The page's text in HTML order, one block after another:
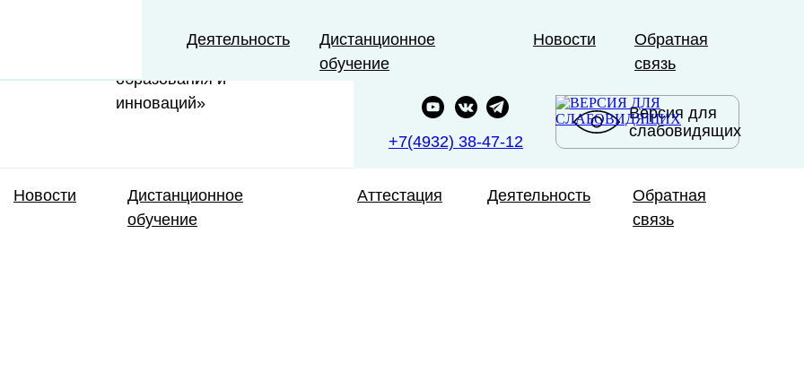
Обратная
связь
Новости
Дистанционное
обучение
Деятельность
«Университет
образования и
инноваций»
+7(4932) 38-47-12
Обратная
связь
Новости
Дистанционное
обучение
Деятельность
Версия для
слабовидящих
Аттестация